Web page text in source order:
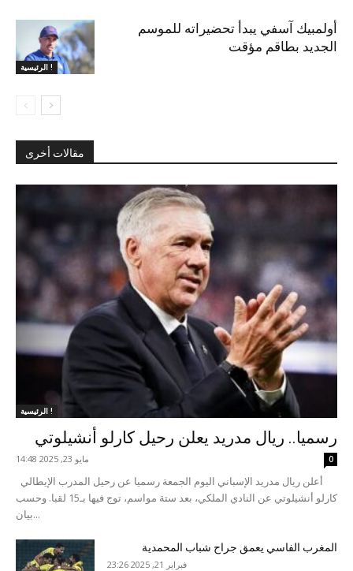
الرئيسية !
أولمبيك آسفي يبدأ تحضيراته للموسم
الجديد بطاقم مؤقت
مقالات أخرى
الرئيسية !
رسميا.. ريال مدريد يعلن رحيل كارلو أنشيلوتي
مايو 23, 2025 14:48 0
كارلو أنشيلوتي عن النادي الملكي، بعد ستة مواسم، توج فيها بـ15 لقبا. وحسب
بيان...
المغرب الفاسي يعمق جراح شباب المحمدية
فبراير 21, 2025 23:26